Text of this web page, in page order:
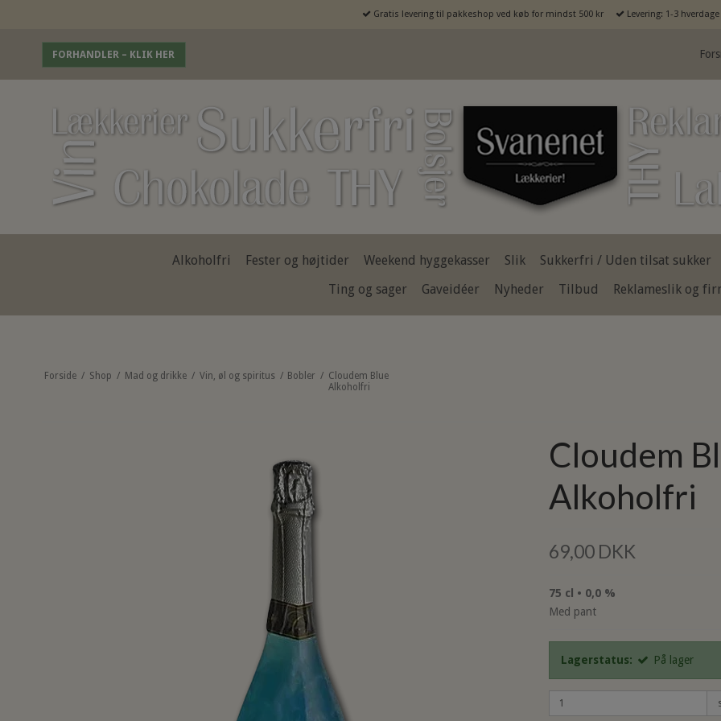
Gratis levering til pakkeshop ved køb for mindst 500 kr Levering: 1-3 hverdage
FORHANDLER – KLIK HER
Alkoholfri Fester og højtider Weekend hyggekasser Slik Sukkerfri / Uden tilsat sukker
Ting og sager
Gaveidéer Nyheder Tilbud Reklameslik og
Forside / Shop / Mad og drikke / Vin, øl og spiritus / Bobler / Cloudem Blue
Alkoholfri
Cloudem
Alkoholfri
69,00 DKK
75 cl • 0,0 %
Med pant
Lagerstatus: På lager